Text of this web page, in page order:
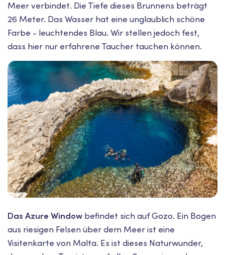
Meer verbindet. Die Tiefe dieses Brunnens beträgt
26 Meter. Das Wasser hat eine unglaublich schöne
Farbe - leuchtendes Blau. Wir stellen jedoch fest,
dass hier nur erfahrene Taucher tauchen können.
Das Azure Window befindet sich auf Gozo. Ein Bogen
aus riesigen Felsen über dem Meer ist eine
Visitenkarte von Malta. Es ist dieses Naturwunder,